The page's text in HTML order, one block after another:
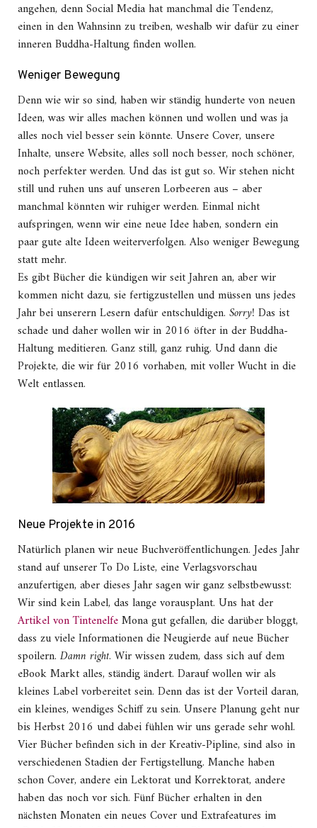
angehen, denn Social Media hat manchmal die Tendenz,
einen in den Wahnsinn zu treiben, weshalb wir dafür zu einer
inneren Buddha-Haltung finden wollen.
Weniger Bewegung
Denn wie wir so sind, haben wir ständig hunderte von neuen
Ideen, was wir alles machen können und wollen und was ja
alles noch viel besser sein könnte. Unsere Cover, unsere
Inhalte, unsere Website, alles soll noch besser, noch schöner,
noch perfekter werden. Und das ist gut so. Wir stehen nicht
still und ruhen uns auf unseren Lorbeeren aus – aber
manchmal könnten wir ruhiger werden. Einmal nicht
aufspringen, wenn wir eine neue Idee haben, sondern ein
paar gute alte Ideen weiterverfolgen. Also weniger Bewegung
statt mehr.
Es gibt Bücher die kündigen wir seit Jahren an, aber wir
kommen nicht dazu, sie fertigzustellen und müssen uns jedes
Jahr bei unserern Lesern dafür entschuldigen. Sorry! Das ist
schade und daher wollen wir in 2016 öfter in der Buddha-
Haltung meditieren. Ganz still, ganz ruhig. Und dann die
Projekte, die wir für 2016 vorhaben, mit voller Wucht in die
Welt entlassen.
Neue Projekte in 2016
Natürlich planen wir neue Buchveröffentlichungen. Jedes Jahr
stand auf unserer To Do Liste, eine Verlagsvorschau
anzufertigen, aber dieses Jahr sagen wir ganz selbstbewusst:
Wir sind kein Label, das lange vorausplant. Uns hat der
Artikel von TintenelfeMona gut gefallen, die darüber bloggt,
dass zu viele Informationen die Neugierde auf neue Bücher
spoilern. Damn right. Wir wissen zudem, dass sich auf dem
eBook Markt alles, ständig ändert. Darauf wollen wir als
kleines Label vorbereitet sein. Denn das ist der Vorteil daran,
ein kleines, wendiges Schiff zu sein. Unsere Planung geht nur
bis Herbst 2016 und dabei fühlen wir uns gerade sehr wohl.
Vier Bücher befinden sich in der Kreativ-Pipline, sind also in
verschiedenen Stadien der Fertigstellung. Manche haben
schon Cover, andere ein Lektorat und Korrektorat, andere
haben das noch vor sich. Fünf Bücher erhalten in den
nächsten Monaten ein neues Cover und Extrafeatures im